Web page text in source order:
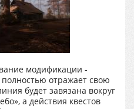
модификации -
отражает свою
будет завязана вокруг
а действия квестов